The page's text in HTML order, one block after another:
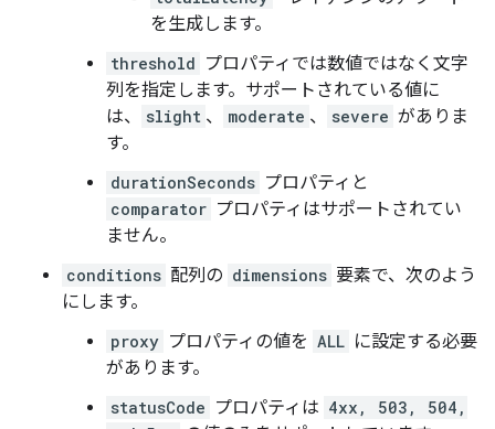
を生成します。
threshold プロパティでは数値ではなく文字
列を指定します。サポートされている値に
は、
slight 、 moderate 、 severe がありま
す。
durationSeconds プロパティと
comparator プロパティはサポートされてい
ません。
conditions 配列の dimensions 要素で、次のよう
にします。
proxy プロパティの値を ALL に設定する必要
があります。
statusCode プロパティは 4xx, 503, 504,